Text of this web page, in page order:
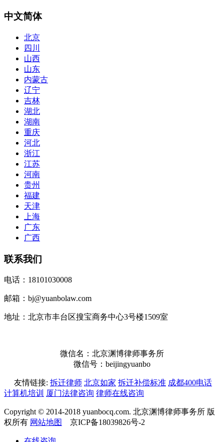
中文简体
北京
四川
山西
山东
内蒙古
辽宁
吉林
湖北
湖南
重庆
河北
浙江
江苏
河南
贵州
福建
天津
上海
广东
广西
联系我们
电话：18101030008
邮箱：bj@yuanbolaw.com
地址：北京市丰台区搜宝商务中心3号楼1509室
微信名：北京渊博律师事务所
微信号：beijingyuanbo
友情链接: 拆迁律师 北京如家 拆迁补偿标准 成都400电话
计算机培训 厦门法律咨询 律师在线咨询
Copyright © 2014-2018 yuanbocq.com. 北京渊博律师事务所 版
权所有 网站地图 京ICP备18039826号-2